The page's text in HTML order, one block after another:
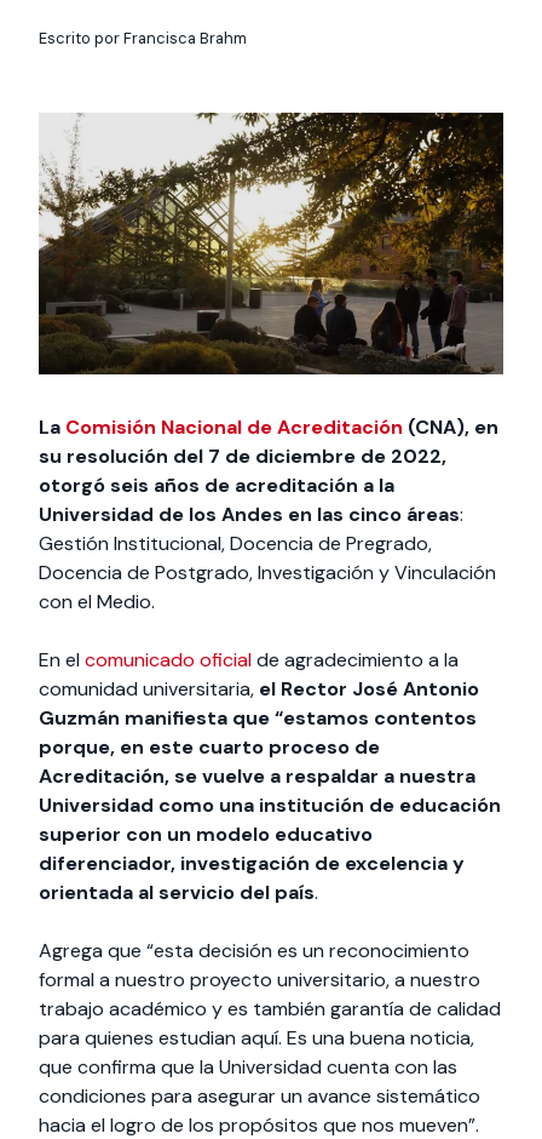
cursos
Te puede
interesar:
International
students
Facultades
sociedad
Te puede interesar:Filantropía y Donaciones
intercambio
Te puede
interesar:
Explora el campus
Uandes
Noticias
estudiantiles
Escrito por Francisca Brahm
La Comisión Nacional de Acreditación (CNA), en
su resolución del 7 de diciembre de 2022,
otorgó seis años de acreditación a la
Universidad de los Andes en las cinco áreas:
Gestión Institucional, Docencia de Pregrado,
Docencia de Postgrado, Investigación y Vinculación
con el Medio.
En el comunicado oficialde agradecimiento a la
comunidad universitaria, el Rector José Antonio
Guzmán manifiesta que “estamos contentos
porque, en este cuarto proceso de
Acreditación, se vuelve a respaldar a nuestra
Universidad como una institución de educación
superior con un modelo educativo
diferenciador, investigación de excelencia y
orientada al servicio del país.
Agrega que “esta decisión es un reconocimiento
formal a nuestro proyecto universitario, a nuestro
trabajo académico y es también garantía de calidad
para quienes estudian aquí. Es una buena noticia,
que confirma que la Universidad cuenta con las
condiciones para asegurar un avance sistemático
hacia el logro de los propósitos que nos mueven”.